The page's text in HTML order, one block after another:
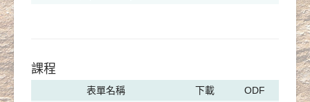
課程
表單名稱 下載 ODF